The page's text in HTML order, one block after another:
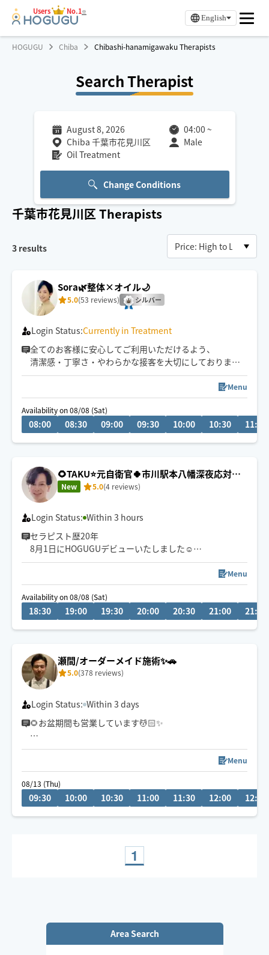
Users No.1※
English
HOGUGU Chiba Chibashi-hanamigawaku Therapists
Search Therapist
August 8, 2026 04:00 ~
Chiba 千葉市花見川区
Male
Oil Treatment
Change Conditions
千葉市花見川区Therapists
3 results
Sora🌿整体×オイル🌙
5.0(53 reviews) シルバー
Login Status:Currently in Treatment
全てのお客様に安心してご利用いただけるよう、
清潔感・丁寧さ・やわらかな接客を大切にしております
🌙
予約枠×の場合でも、
事前に↗︎のチャット💬いただけますと
対応可能な場合がございます😊
Menu
Availability on 08/08 (Sat)
08:00 08:30 09:00 09:30 10:00 10:30 11:00
🌻TAKU⭐️元自衛官🍀市川駅本八幡深夜応対し
ます🙇・安眠ほぐし＆リンパオイル
New 5.0(4 reviews)
Login Status: Within 3 hours
セラピスト歴20年
8月1日にHOGUGUデビューいたしました☺
９０分オイルマッサージがオススメです🙇‍♂️
深部までアプローチする【もみほぐし】と、【安眠オイ
ル】忙しい日常を忘れ、今夜はぐっすり眠りましょう
😪市川駅本八幡は自転車移動🚴 終電までは東京23区も
喜んでお伺い致します😊総武線沿線千葉〜三鷹
Menu
Availability on 08/08 (Sat)
18:30 19:00 19:30 20:00 20:30 21:00 21:30
瀬間/オーダーメイド施術✨🚗
5.0(378 reviews)
Login Status: Within 3 days
🌻お盆期間も営業しています💆🏻✨
🗓8/13(木)・14(金) 9:30〜
＼残り1️⃣枠🈳 事前や当日予約OK！／
帰省やお出かけ、家事・育児・お仕事で疲れた身体を、
☑️車・電車で訪問可能🚗🚃
Menu
08/13 (Thu)
09:30 10:00 10:30 11:00 11:30 12:00 12:30
1
Area Search